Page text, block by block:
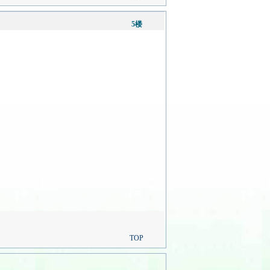
5楼
TOP